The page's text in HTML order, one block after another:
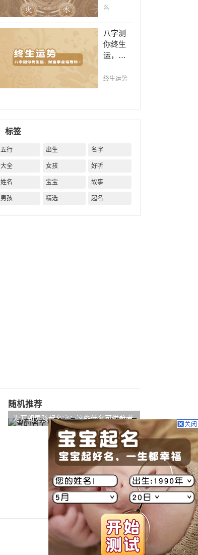
运一
晓五
行，把
控起伏
波澜，
缺，助
么
八字测
你终生
运，财
福寿
富贵！
终生运势
标签
五行 出生 名字
大全 女孩 好听
姓名 宝宝 故事
男孩 精选 起名
随机推荐
为开朗男孩起名字：这些佳名可供参考